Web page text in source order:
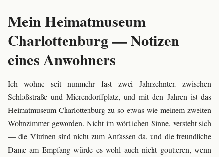
Mein Heimatmuseum
Charlottenburg — Notizen
eines Anwohners
Ich wohne seit nunmehr fast zwei Jahrzehnten zwischen
Schloßstraße und Mierendorffplatz, und mit den Jahren ist das
Heimatmuseum Charlottenburg zu so etwas wie meinem zweiten
Wohnzimmer geworden. Nicht im wörtlichen Sinne, versteht sich
— die Vitrinen sind nicht zum Anfassen da, und die freundliche
Dame am Empfang würde es wohl auch nicht goutieren, wenn